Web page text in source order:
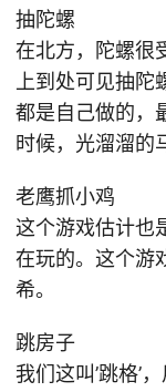
抽陀螺
在北方，陀螺很
上到处可见抽
都是自己做的，
时候，光溜溜的
老鹰抓小鸡
这个游戏估计也
在玩的。这个游
希。
跳房子
我们这叫’跳格’